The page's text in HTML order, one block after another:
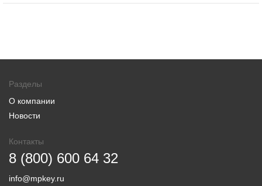
Разделы
О компании
Новости
Контакты
8 (800) 600 64 32
info@mpkey.ru